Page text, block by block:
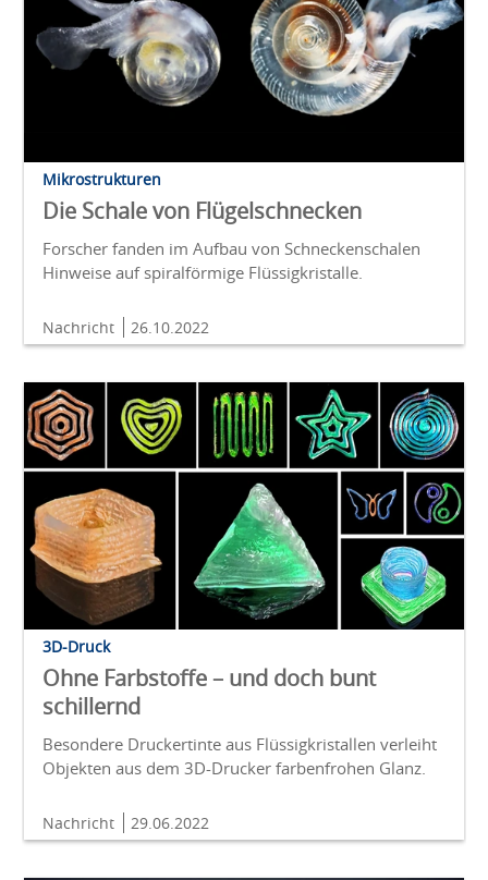
Mikrostrukturen
Die Schale von Flügelschnecken
Forscher fanden im Aufbau von Schneckenschalen
Hinweise auf spiralförmige Flüssigkristalle.
Nachricht 26.10.2022
3D-Druck
Ohne Farbstoffe – und doch bunt
schillernd
Besondere Druckertinte aus Flüssigkristallen verleiht
Objekten aus dem 3D-Drucker farbenfrohen Glanz.
Nachricht 29.06.2022